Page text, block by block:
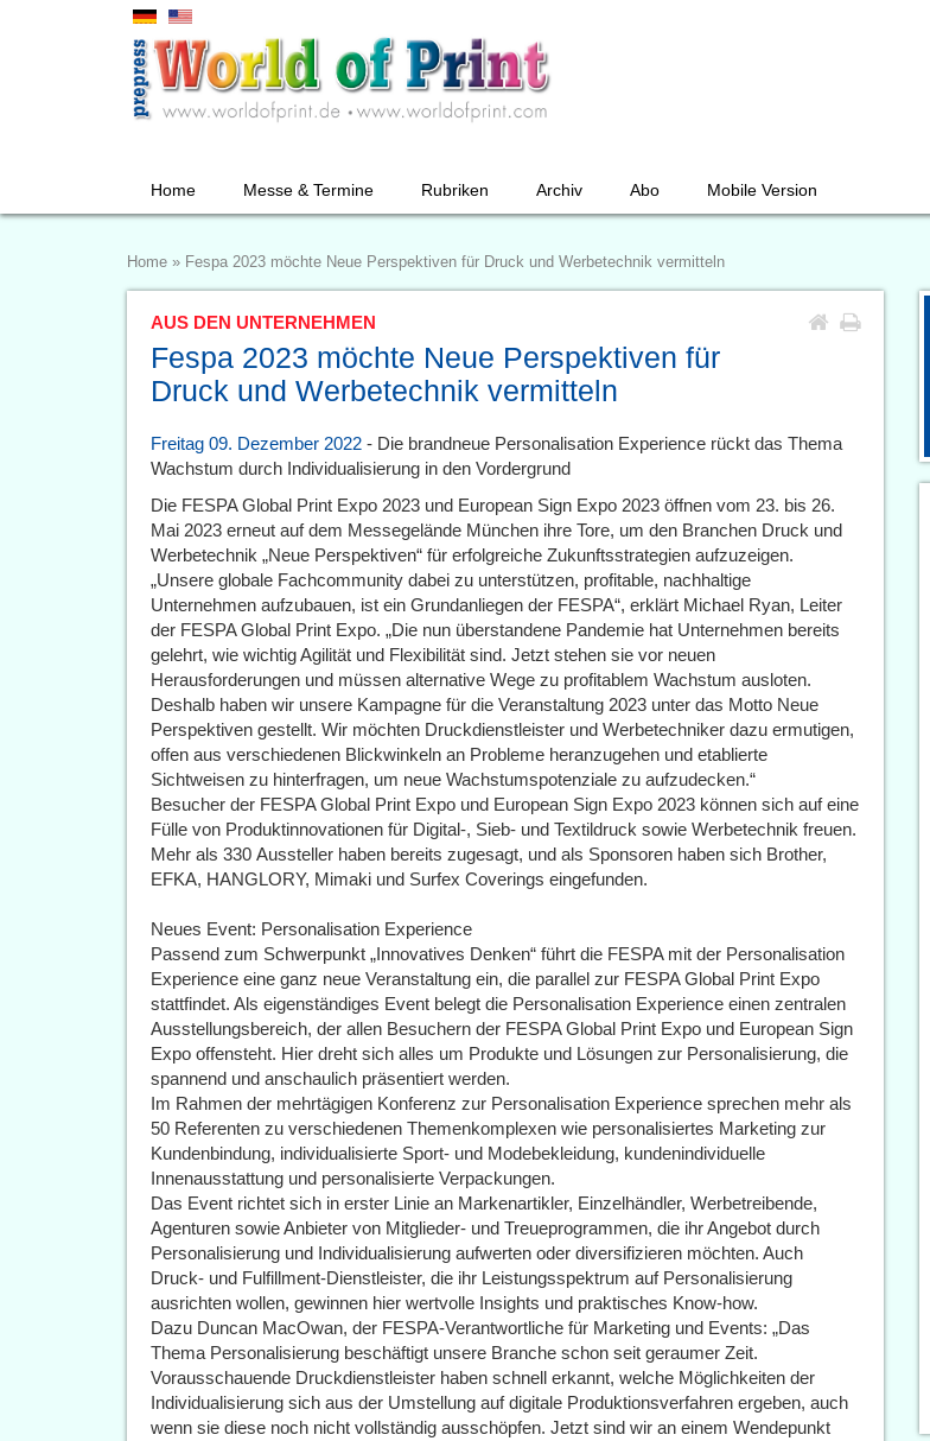
Home Messe & Termine Rubriken Archiv Abo Mobile Version
Home » Fespa 2023 möchte Neue Perspektiven für Druck und Werbetechnik vermitteln
AUS DEN UNTERNEHMEN
Fespa 2023 möchte Neue Perspektiven für
Druck und Werbetechnik vermitteln
Freitag 09. Dezember 2022 - Die brandneue Personalisation Experience rückt das Thema
Wachstum durch Individualisierung in den Vordergrund
Die FESPA Global Print Expo 2023 und European Sign Expo 2023 öffnen vom 23. bis 26.
Mai 2023 erneut auf dem Messegelände München ihre Tore, um den Branchen Druck und
Werbetechnik „Neue Perspektiven“ für erfolgreiche Zukunftsstrategien aufzuzeigen.
„Unsere globale Fachcommunity dabei zu unterstützen, profitable, nachhaltige
Unternehmen aufzubauen, ist ein Grundanliegen der FESPA“, erklärt Michael Ryan, Leiter
der FESPA Global Print Expo. „Die nun überstandene Pandemie hat Unternehmen bereits
gelehrt, wie wichtig Agilität und Flexibilität sind. Jetzt stehen sie vor neuen
Herausforderungen und müssen alternative Wege zu profitablem Wachstum ausloten.
Deshalb haben wir unsere Kampagne für die Veranstaltung 2023 unter das Motto Neue
Perspektiven gestellt. Wir möchten Druckdienstleister und Werbetechniker dazu ermutigen,
offen aus verschiedenen Blickwinkeln an Probleme heranzugehen und etablierte
Sichtweisen zu hinterfragen, um neue Wachstumspotenziale zu aufzudecken.“
Besucher der FESPA Global Print Expo und European Sign Expo 2023 können sich auf eine
Fülle von Produktinnovationen für Digital-, Sieb- und Textildruck sowie Werbetechnik freuen.
Mehr als 330 Aussteller haben bereits zugesagt, und als Sponsoren haben sich Brother,
EFKA, HANGLORY, Mimaki und Surfex Coverings eingefunden.
Neues Event: Personalisation Experience
Passend zum Schwerpunkt „Innovatives Denken“ führt die FESPA mit der Personalisation
Experience eine ganz neue Veranstaltung ein, die parallel zur FESPA Global Print Expo
stattfindet. Als eigenständiges Event belegt die Personalisation Experience einen zentralen
Ausstellungsbereich, der allen Besuchern der FESPA Global Print Expo und European Sign
Expo offensteht. Hier dreht sich alles um Produkte und Lösungen zur Personalisierung, die
spannend und anschaulich präsentiert werden.
Im Rahmen der mehrtägigen Konferenz zur Personalisation Experience sprechen mehr als
50 Referenten zu verschiedenen Themenkomplexen wie personalisiertes Marketing zur
Kundenbindung, individualisierte Sport- und Modebekleidung, kundenindividuelle
Innenausstattung und personalisierte Verpackungen.
Das Event richtet sich in erster Linie an Markenartikler, Einzelhändler, Werbetreibende,
Agenturen sowie Anbieter von Mitglieder- und Treueprogrammen, die ihr Angebot durch
Personalisierung und Individualisierung aufwerten oder diversifizieren möchten. Auch
Druck- und Fulfillment-Dienstleister, die ihr Leistungsspektrum auf Personalisierung
ausrichten wollen, gewinnen hier wertvolle Insights und praktisches Know-how.
Dazu Duncan MacOwan, der FESPA-Verantwortliche für Marketing und Events: „Das
Thema Personalisierung beschäftigt unsere Branche schon seit geraumer Zeit.
Vorausschauende Druckdienstleister haben schnell erkannt, welche Möglichkeiten der
Individualisierung sich aus der Umstellung auf digitale Produktionsverfahren ergeben, auch
wenn sie diese noch nicht vollständig ausschöpfen. Jetzt sind wir an einem Wendepunkt